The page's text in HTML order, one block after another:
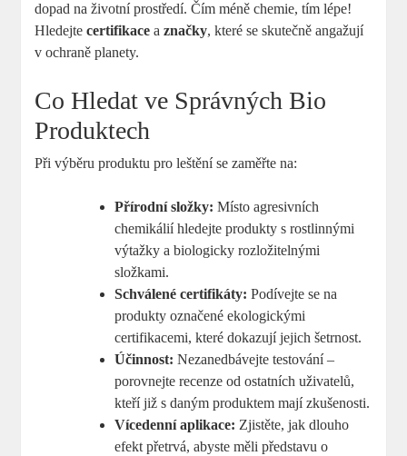
dopad na životní prostředí. Čím méně chemie, tím lépe!
Hledejtecertifikace aznačky, které se skutečně angažují
v ochraně planety.
Co Hledat ve Správných Bio
Produktech
Při výběru produktu pro leštění se zaměřte na:
Přírodní složky: Místo agresivních
chemikálií hledejte produkty s rostlinnými
výtažky a biologicky rozložitelnými
složkami.
Schválené certifikáty: Podívejte se na
produkty označené ekologickými
certifikacemi, které dokazují jejich šetrnost.
Účinnost: Nezanedbávejte testování –
porovnejte recenze od ostatních uživatelů,
kteří již s daným produktem mají zkušenosti.
Vícedenní aplikace: Zjistěte, jak dlouho
efekt přetrvá, abyste měli představu o